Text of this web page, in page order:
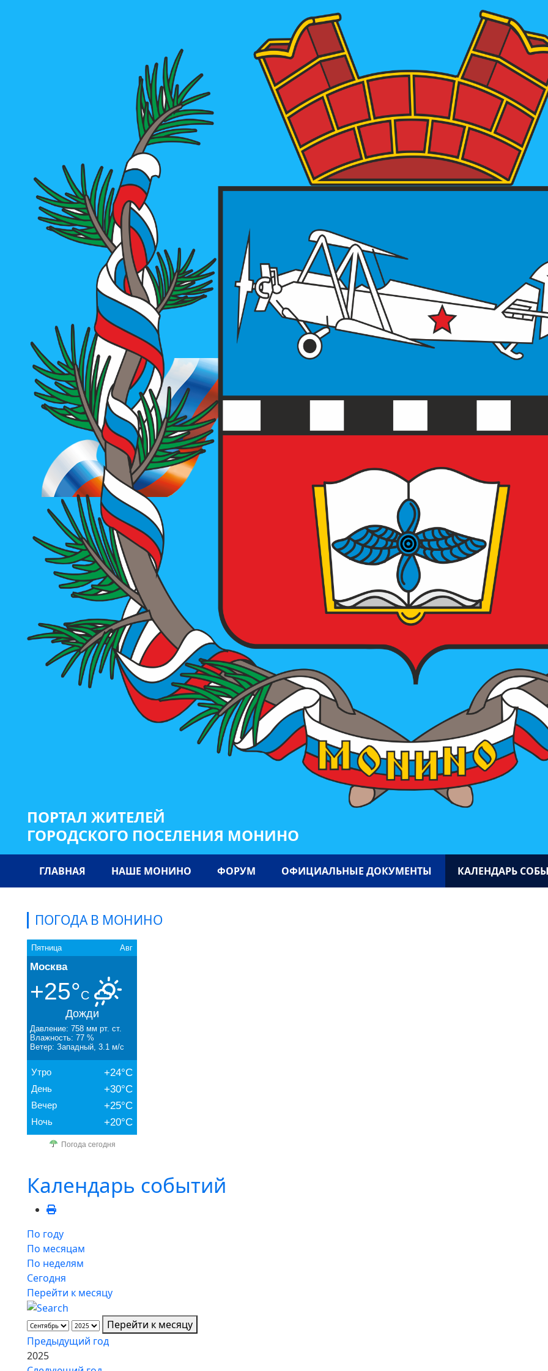
ПОРТАЛ ЖИТЕЛЕЙ
ГОРОДСКОГО ПОСЕЛЕНИЯ МОНИНО
ГЛАВНАЯ НАШЕ МОНИНО ФОРУМ ОФИЦИАЛЬНЫЕ ДОКУМЕНТЫ КАЛЕНДАРЬ
ПОГОДА В МОНИНО
Пятница Авг
Москва
+25°C
Дожди
Давление: 758 мм рт. ст.
Влажность: 77 %
Ветер: Западный, 3.1 м/с
Утро +24°C
День +30°C
Вечер +25°C
Ночь +20°C
Погода сегодня
Календарь событий
По году
По месяцам
По неделям
Сегодня
Перейти к месяцу
Перейти к месяцу
Предыдущий год
2025